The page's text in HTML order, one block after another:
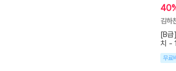
김하
[B급
치 -
무료